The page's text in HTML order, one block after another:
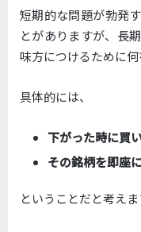
短期的な問題が勃発
とがありますが、長
味方につけるために
具体的には、
下がった時に買
その銘柄を即座
ということだと考えま